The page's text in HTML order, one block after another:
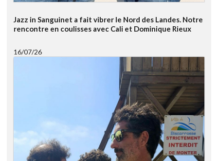
Jazz in Sanguinet a fait vibrer le Nord des Landes. Notre
rencontre en coulisses avec Cali et Dominique Rieux
16/07/26